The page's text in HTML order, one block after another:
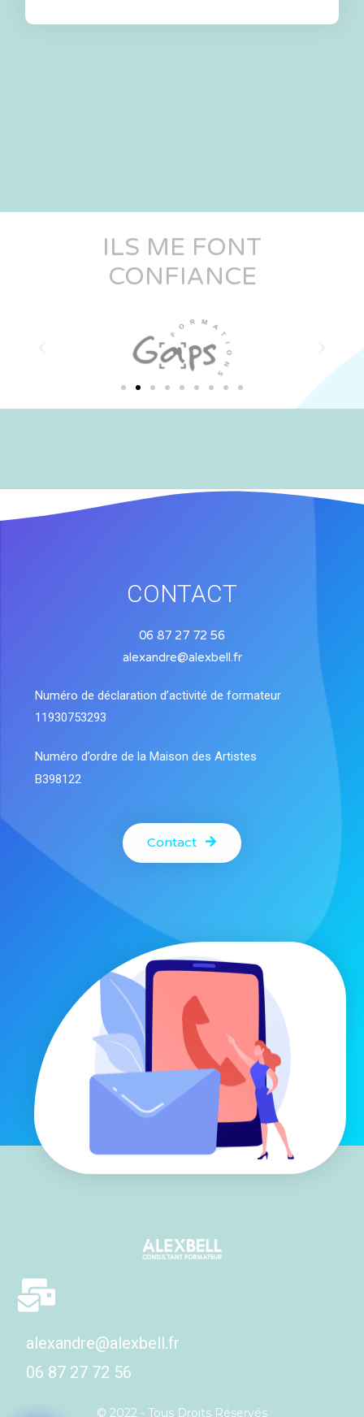
ILS ME FONT
CONFIANCE
CONTACT
06 87 27 72 56
alexandre@alexbell.fr
Numéro de déclaration d’activité de formateur
11930753293
Numéro d’ordre de la Maison des Artistes
B398122
Contact
alexandre@alexbell.fr
06 87 27 72 56
© 2022 - Tous Droits Réservés